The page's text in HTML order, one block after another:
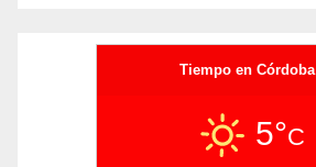
Tiempo en Córdoba
5°C